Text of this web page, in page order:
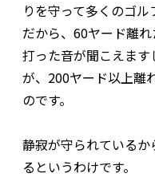
りを守って多くのゴル
だから、60ヤード離
打った音が聞こえま
が、200ヤード以上離
のです。
静寂が守られている
るというわけです。